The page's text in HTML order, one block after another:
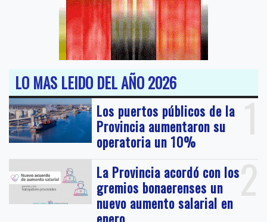
LO MAS LEIDO DEL AÑO 2026
1
Los puertos públicos de la
Provincia aumentaron su
operatoria un 10%
2
La Provincia acordó con los
gremios bonaerenses un
nuevo aumento salarial en